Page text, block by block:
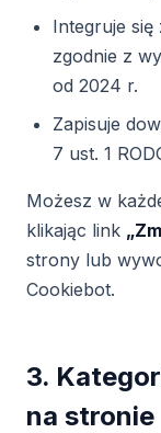
Integruje się
zgodnie z
od 2024 r.
Zapisuje
7 ust. 1
Możesz w
klikając link
strony lub
Cookiebot.
3.
na stronie